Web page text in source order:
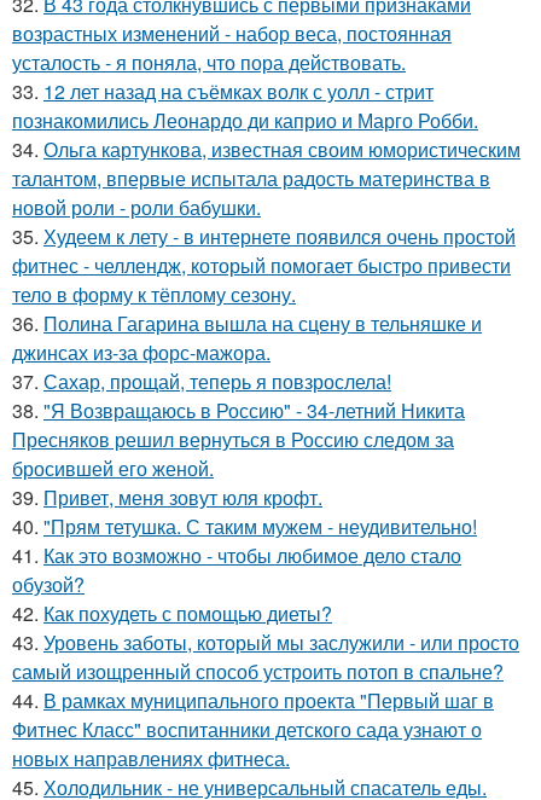
возрастных изменений - набор веса, постоянная
усталость - я поняла, что пора действовать.
33. 12 лет назад на съёмках волк с уолл - стрит
познакомились Леонардо ди каприо и Марго Робби.
34. Ольга картункова, известная своим юмористическим
талантом, впервые испытала радость материнства в
новой роли - роли бабушки.
35. Худеем к лету - в интернете появился очень простой
фитнес - челлендж, который помогает быстро привести
тело в форму к тёплому сезону.
36. Полина Гагарина вышла на сцену в тельняшке и
джинсах из-за форс-мажора.
37. Сахар, прощай, теперь я повзрослела!
38. "Я Возвращаюсь в Россию" - 34-летний Никита
Пресняков решил вернуться в Россию следом за
бросившей его женой.
39. Привет, меня зовут юля крофт.
40. "Прям тетушка. С таким мужем - неудивительно!
41. Как это возможно - чтобы любимое дело стало
обузой?
42. Как похудеть с помощью диеты?
43. Уровень заботы, который мы заслужили - или просто
самый изощренный способ устроить потоп в спальне?
44. В рамках муниципального проекта "Первый шаг в
Фитнес Класс" воспитанники детского сада узнают о
новых направлениях фитнеса.
45. Холодильник - не универсальный спасатель еды.